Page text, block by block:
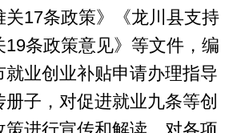
关17条政策》《龙川县支持
19条政策意见》等文件，编
就业创业补贴申请办理指导
子，对促进就业九条等创